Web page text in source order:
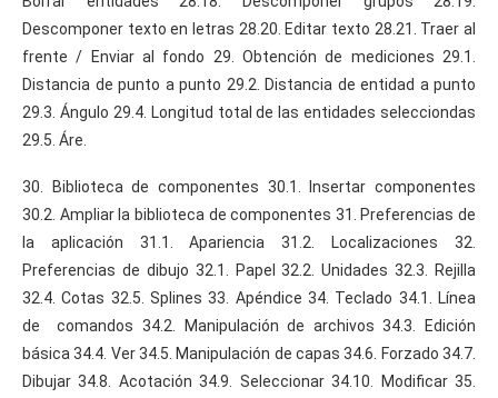
Descomponer texto en letras 28.20. Editar texto 28.21. Traer al
frente / Enviar al fondo 29. Obtención de mediciones 29.1.
Distancia de punto a punto 29.2. Distancia de entidad a punto
29.3. Ángulo 29.4. Longitud total de las entidades selecciondas
29.5. Áre.
30. Biblioteca de componentes 30.1. Insertar componentes
30.2. Ampliar la biblioteca de componentes 31. Preferencias de
la aplicación 31.1. Apariencia 31.2. Localizaciones 32.
Preferencias de dibujo 32.1. Papel 32.2. Unidades 32.3. Rejilla
32.4. Cotas 32.5. Splines 33. Apéndice 34. Teclado 34.1. Línea
de comandos 34.2. Manipulación de archivos 34.3. Edición
básica 34.4. Ver 34.5. Manipulación de capas 34.6. Forzado 34.7.
Dibujar 34.8. Acotación 34.9. Seleccionar 34.10. Modificar 35.